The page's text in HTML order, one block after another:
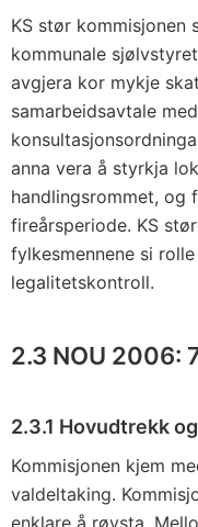
KS stør kommisjonen
kommunale
avgjera kor mykje
samarbeidsavtale
anna vera å styrkja
handlingsrommet, og
fireårsperiode. KS
fylkesmennene si
legalitetskontroll.
2.3 NOU 2006:
2.3.1 Hovudtrekk
Kommisjonen kjem
valdeltaking.
enklare å røysta.